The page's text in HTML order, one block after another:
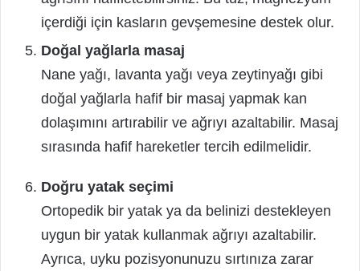
içerdiği için kasların gevşemesine destek olur.
Doğal yağlarla masaj
Nane yağı, lavanta yağı veya zeytinyağı gibi
doğal yağlarla hafif bir masaj yapmak kan
dolaşımını artırabilir ve ağrıyı azaltabilir. Masaj
sırasında hafif hareketler tercih edilmelidir.
Doğru yatak seçimi
Ortopedik bir yatak ya da belinizi destekleyen
uygun bir yatak kullanmak ağrıyı azaltabilir.
Ayrıca, uyku pozisyonunuzu sırtınıza zarar